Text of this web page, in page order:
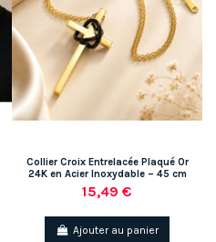
Collier Croix Entrelacée Plaqué Or
24K en Acier Inoxydable – 45 cm
15,49 €
Ajouter au panier